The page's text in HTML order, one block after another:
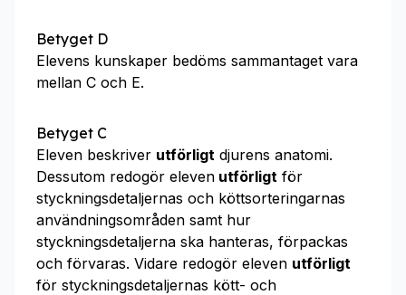
Betyget D
Elevens kunskaper bedöms sammantaget vara
mellan C och E.
Betyget C
Eleven beskriver utförligt djurens anatomi.
Dessutom redogör eleven utförligt för
styckningsdetaljernas och köttsorteringarnas
användningsområden samt hur
styckningsdetaljerna ska hanteras, förpackas
och förvaras. Vidare redogör eleven utförligt
för styckningsdetaljernas kött- och